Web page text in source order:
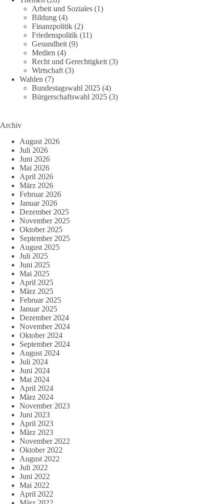
Arbeit und Soziales (1)
Bildung (4)
Finanzpolitik (2)
Friedenspolitik (11)
Gesundheit(9)
Medien (4)
Recht und Gerechtigkeit(3)
Wirtschaft(3)
Wahlen (7)
Bundestagswahl 2025 (4)
Bürgerschaftswahl 2025 (3)
Archiv
August 2026
Juli 2026
Juni 2026
Mai 2026
April 2026
März 2026
Februar 2026
Januar 2026
Dezember 2025
November 2025
Oktober 2025
September 2025
August 2025
Juli 2025
Juni 2025
Mai 2025
April 2025
März 2025
Februar 2025
Januar 2025
Dezember 2024
November 2024
Oktober 2024
September 2024
August 2024
Juli 2024
Juni 2024
Mai 2024
April 2024
März 2024
November 2023
Juni 2023
April 2023
März 2023
November 2022
Oktober 2022
August 2022
Juli 2022
Juni 2022
Mai 2022
April 2022